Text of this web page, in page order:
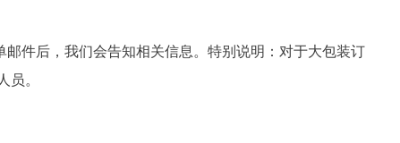
邮件后，我们会告知相关信息。特别说明：对于大包装订
员。